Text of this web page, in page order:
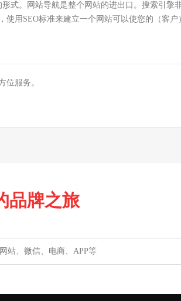
式。网站导航是整个网站的进出口。搜索引擎
用SEO标准来建立一个网站可以使您的（客
位服务。
品牌之旅